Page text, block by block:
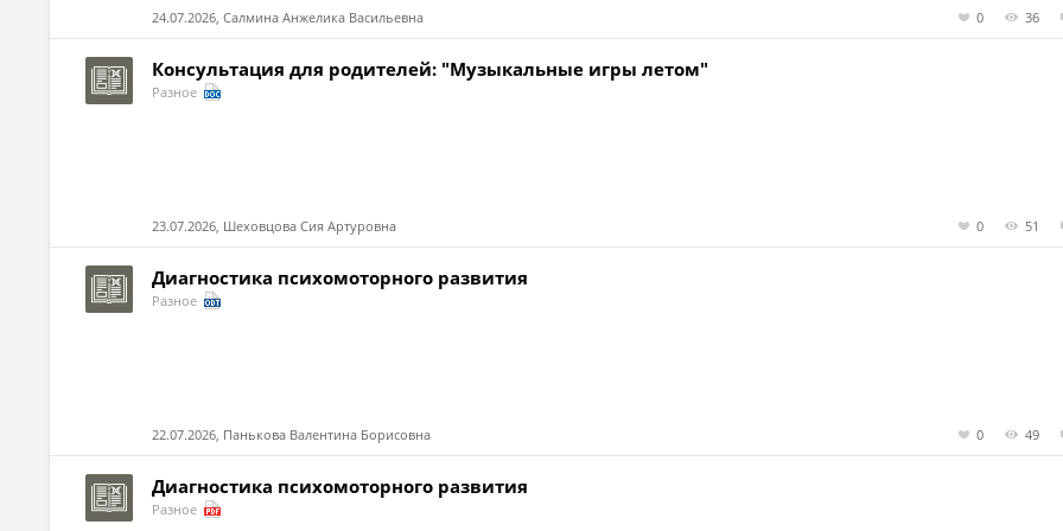
24.07.2026, Салмина Анжелика Васильевна 0 36
Консультация для родителей: "Музыкальные игры летом"
Разное
23.07.2026, Шеховцова Сия Артуровна 0 51
Диагностика психомоторного развития
Разное
22.07.2026, Панькова Валентина Борисовна 0 49
Диагностика психомоторного развития
Разное